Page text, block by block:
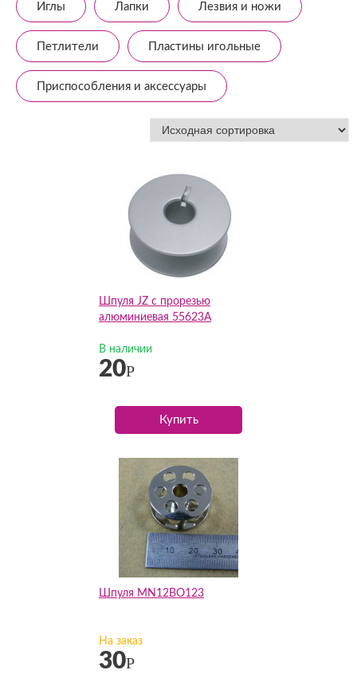
Иглы Лапки Лезвия и ножи
Петлители Пластины игольные
Приспособления и аксессуары
Шпуля JZ с прорезью
алюминиевая 55623A
В наличии
20Р
Купить
Шпуля MN12BO123
На заказ
30Р